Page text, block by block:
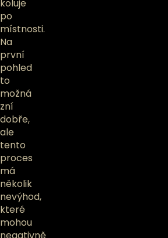
koluje
po
místnosti.
Na
první
pohled
to
možná
zní
dobře,
ale
tento
proces
má
několik
nevýhod,
které
mohou